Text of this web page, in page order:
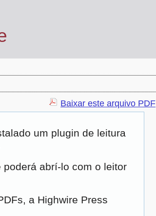
Baixar este arquivo PDF
um plugin de leitura
abrí-lo com o leitor
a Highwire Press